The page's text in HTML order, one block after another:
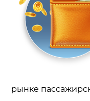
рынке